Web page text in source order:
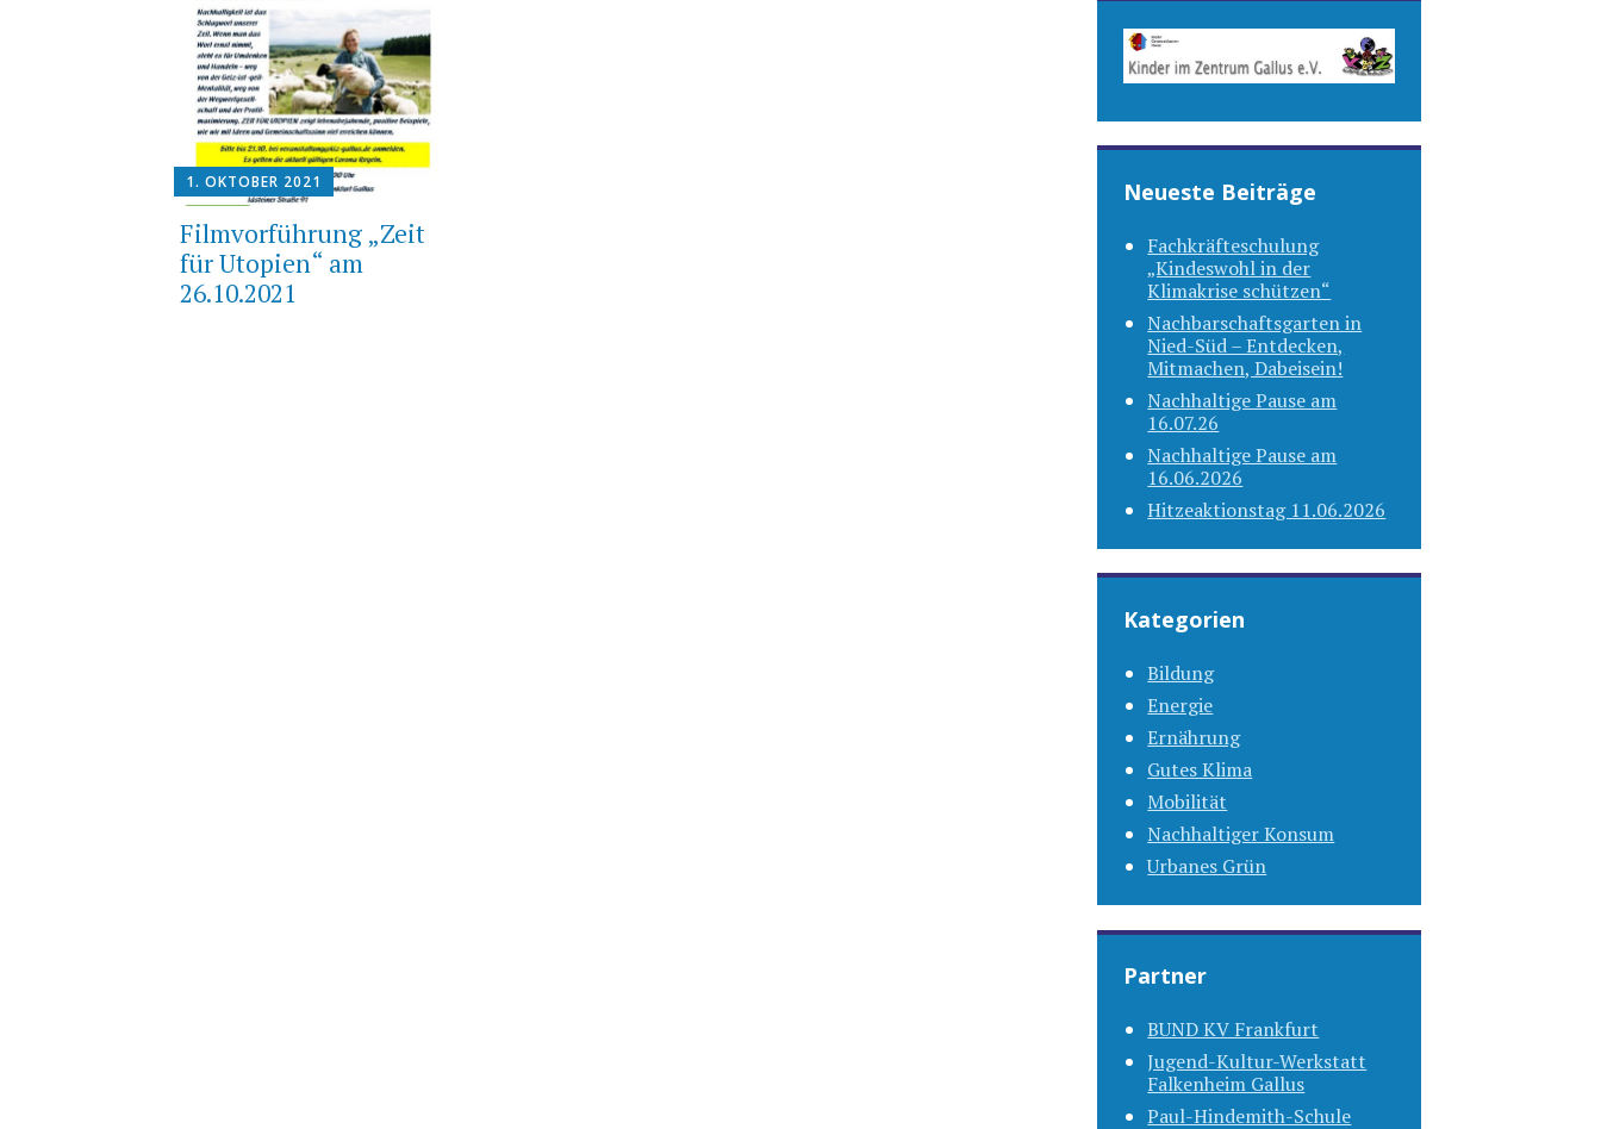
1. OKTOBER 2021
Filmvorführung „Zeit
für Utopien“ am
26.10.2021
Neueste Beiträge
Fachkräfteschulung
„Kindeswohl in der
Klimakrise schützen“
Nachbarschaftsgarten in
Nied-Süd – Entdecken,
Mitmachen, Dabeisein!
Nachhaltige Pause am
16.07.26
Nachhaltige Pause am
16.06.2026
Hitzeaktionstag 11.06.2026
Kategorien
Bildung
Energie
Ernährung
Gutes Klima
Mobilität
Nachhaltiger Konsum
Urbanes Grün
Partner
BUND KV Frankfurt
Jugend-Kultur-Werkstatt
Falkenheim Gallus
Paul-Hindemith-Schule